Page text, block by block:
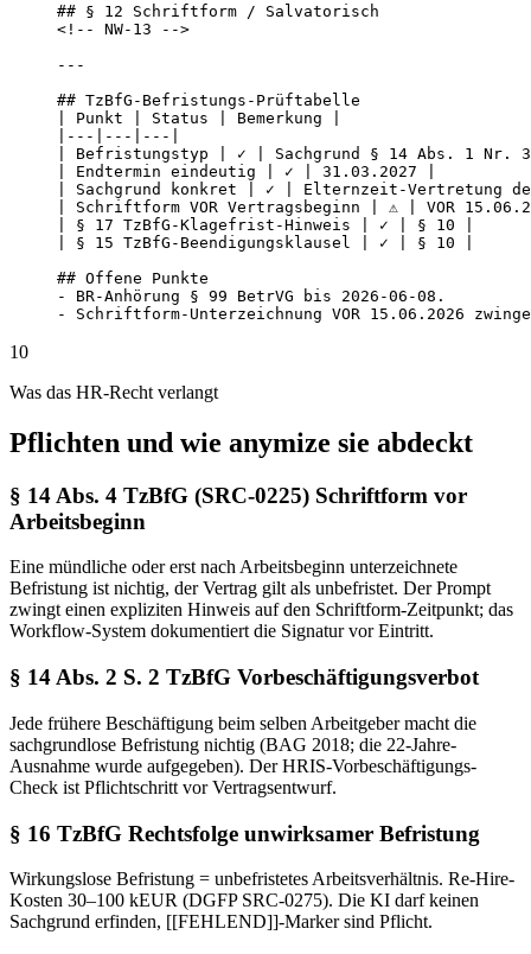
## § 12 Schriftform / Salvatorisch
<!-- NW-13 -->
---
## TzBfG-Befristungs-Prüftabelle
| Punkt | Status | Bemerkung |
|---|---|---|
| Befristungstyp | ✓ | Sachgrund § 14 Abs. 1 Nr.
| Endtermin eindeutig | ✓ | 31.03.2027 |
| Sachgrund konkret | ✓ | Elternzeit-Vertretung
| Schriftform VOR Vertragsbeginn | ⚠ | VOR
| § 17 TzBfG-Klagefrist-Hinweis | ✓ | § 10 |
| § 15 TzBfG-Beendigungsklausel | ✓ | § 10 |
## Offene Punkte
- BR-Anhörung § 99 BetrVG bis 2026-06-08.
- Schriftform-Unterzeichnung VOR 15.06.2026
10
Was das HR-Recht verlangt
Pflichten und wie anymize sie abdeckt
§ 14 Abs. 4 TzBfG (SRC-0225) Schriftform vor
Arbeitsbeginn
Eine mündliche oder erst nach Arbeitsbeginn unterzeichnete
Befristung ist nichtig, der Vertrag gilt als unbefristet. Der Prompt
zwingt einen expliziten Hinweis auf den Schriftform-Zeitpunkt; das
Workflow-System dokumentiert die Signatur vor Eintritt.
§ 14 Abs. 2 S. 2 TzBfG Vorbeschäftigungsverbot
Jede frühere Beschäftigung beim selben Arbeitgeber macht die
sachgrundlose Befristung nichtig (BAG 2018; die 22-Jahre-
Ausnahme wurde aufgegeben). Der HRIS-Vorbeschäftigungs-
Check ist Pflichtschritt vor Vertragsentwurf.
§ 16 TzBfG Rechtsfolge unwirksamer Befristung
Wirkungslose Befristung = unbefristetes Arbeitsverhältnis. Re-Hire-
Kosten 30–100 kEUR (DGFP SRC-0275). Die KI darf keinen
Sachgrund erfinden, [[FEHLEND]]-Marker sind Pflicht.